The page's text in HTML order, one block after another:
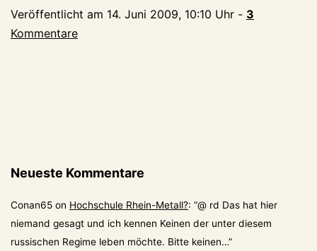
Veröffentlicht am 14. Juni 2009, 10:10 Uhr - 3
Kommentare
Neueste Kommentare
Conan65 on Hochschule Rhein-Metall?: “@ rd Das hat hier
niemand gesagt und ich kennen Keinen der unter diesem
russischen Regime leben möchte. Bitte keinen…”